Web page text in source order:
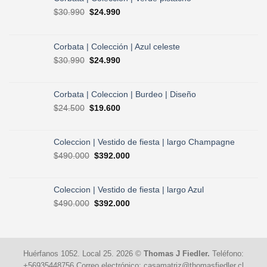
$30.990 El
era:
$24.990El
es:
$24.990.
Corbata | Colección | Azul celeste
$30.990 El
era:
$30.990.
$24.990El
es:
$24.990.
Corbata | Coleccion | Burdeo | Diseño
$24.500 El
era:
$24.500.
$19.600El
es:
Coleccion | Vestido de fiesta | largo Champagne
$490.000 El
era:
$490.000.
$392.000El
es:
$392.000.
Coleccion | Vestido de fiesta | largo Azul
$490.000 El
$392.000El
Huérfanos 1052. Local 25. 2026 © Thomas J Fiedler. Teléfono: